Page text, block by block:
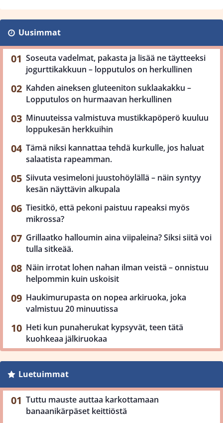
Uusimmat
Soseuta vadelmat, pakasta ja lisää ne täytteeksi
jogurttikakkuun – lopputulos on herkullinen
Kahden aineksen gluteeniton suklaakakku –
Lopputulos on hurmaavan herkullinen
Minuuteissa valmistuva mustikkapöperö kuuluu
loppukesän herkkuihin
Tämä niksi kannattaa tehdä kurkulle, jos haluat
salaatista rapeamman.
Siivuta vesimeloni juustohöylällä – näin syntyy
kesän näyttävin alkupala
Tiesitkö, että pekoni paistuu rapeaksi myös
mikrossa?
Grillaatko halloumin aina viipaleina? Siksi siitä voi
tulla sitkeää.
Näin irrotat lohen nahan ilman veistä – onnistuu
helpommin kuin uskoisit
Haukimurupasta on nopea arkiruoka, joka
valmistuu 20 minuutissa
Heti kun punaherukat kypsyvät, teen tätä
kuohkeaa jälkiruokaa
Luetuimmat
Tuttu mauste auttaa karkottamaan
banaanikärpäset keittiöstä